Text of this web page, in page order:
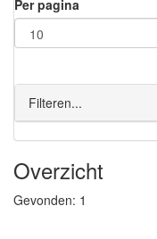
Per pagina
Filteren...
Overzicht
Gevonden: 1